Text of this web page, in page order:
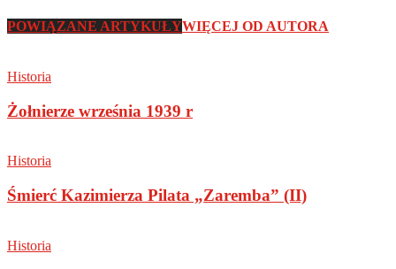
POWIĄZANE ARTYKUŁYWIĘCEJ OD AUTORA
Historia
Żołnierze września 1939 r
Historia
Śmierć Kazimierza Pilata „Zaremba” (II)
Historia